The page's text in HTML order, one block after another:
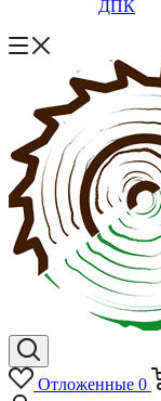
ДПК
Отложенные 0